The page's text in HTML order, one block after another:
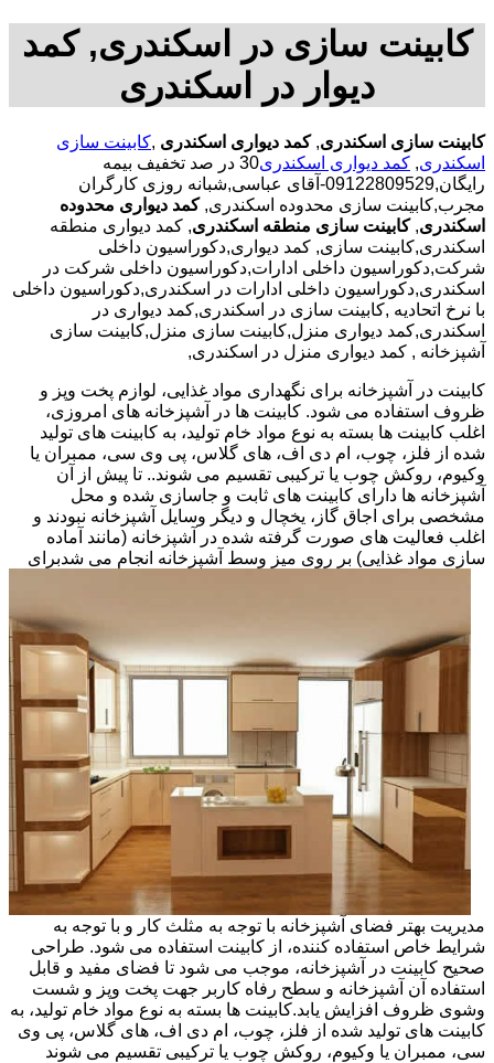
کابینت سازی در اسکندری, کمد
دیوار در اسکندری
کابینت سازی اسکندری,کمد دیواری اسکندری ,کابینت سازی
اسکندری, کمد دیواری اسکندری
30 در صد تخفیف بیمه
رایگان,09122809529-آقای عباسی,شبانه روزی کارگران
مجرب,کابینت سازی محدوده اسکندری,کمد دیواری محدوده
اسکندری, کابینت سازی منطقه اسکندری, کمد دیواری منطقه
اسکندری,کابینت سازی, کمد دیواری,دکوراسیون داخلی
شرکت,دکوراسیون داخلی ادارات,دکوراسیون داخلی شرکت در
اسکندری,دکوراسیون داخلی ادارات در اسکندری,دکوراسیون داخلی
با نرخ اتحادیه ,کابینت سازی در اسکندری,کمد دیواری در
اسکندری,کمد دیواری منزل,کابینت سازی منزل,کابینت سازی
آشپزخانه , کمد دیواری منزل در اسکندری,
کابینت در آشپزخانه برای نگهداری مواد غذایی، لوازم پخت وپز و
ظروف استفاده می شود. کابینت ها در آشپزخانه های امروزی،
اغلب کابینت ها بسته به نوع مواد خام تولید، به کابینت های تولید
شده از فلز، چوب، ام دی اف، های گلاس، پی وی سی، ممبران یا
وکیوم، روکش چوب یا ترکیبی تقسیم می شوند.. تا پیش از آن
آشپزخانه ها دارای کابینت های ثابت و جاسازی شده و محل
مشخصی برای اجاق گاز، یخچال و دیگر وسایل آشپزخانه نبودند و
اغلب فعالیت های صورت گرفته شده در آشپزخانه (مانند آماده
سازی مواد غذایی) بر روی میز وسط آشپزخانه انجام می شدبرای
مدیریت بهتر فضای آشپزخانه با توجه به مثلث کار و با توجه به
شرایط خاص استفاده کننده، از کابینت استفاده می شود. طراحی
صحیح کابینت در آشپزخانه، موجب می شود تا فضای مفید و قابل
استفاده آن آشپزخانه و سطح رفاه کاربر جهت پخت وپز و شست
وشوی ظروف افزایش یابد.کابینت ها بسته به نوع مواد خام تولید، به
کابینت های تولید شده از فلز، چوب، ام دی اف، های گلاس، پی وی
سی، ممبران یا وکیوم، روکش چوب یا ترکیبی تقسیم می شوند